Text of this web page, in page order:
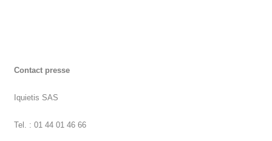
Contact presse
Iquietis SAS
Tel. : 01 44 01 46 66